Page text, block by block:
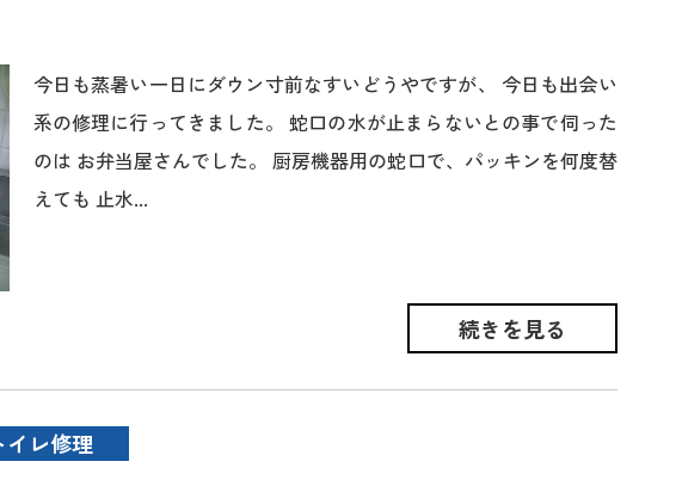
今日も蒸暑い一日にダウン寸前なすいどうやですが、 今日も出会い
系の修理に行ってきました。 蛇口の水が止まらないとの事で伺った
のは お弁当屋さんでした。 厨房機器用の蛇口で、パッキンを何度替
えても 止水...
続きを見る
イレ修理